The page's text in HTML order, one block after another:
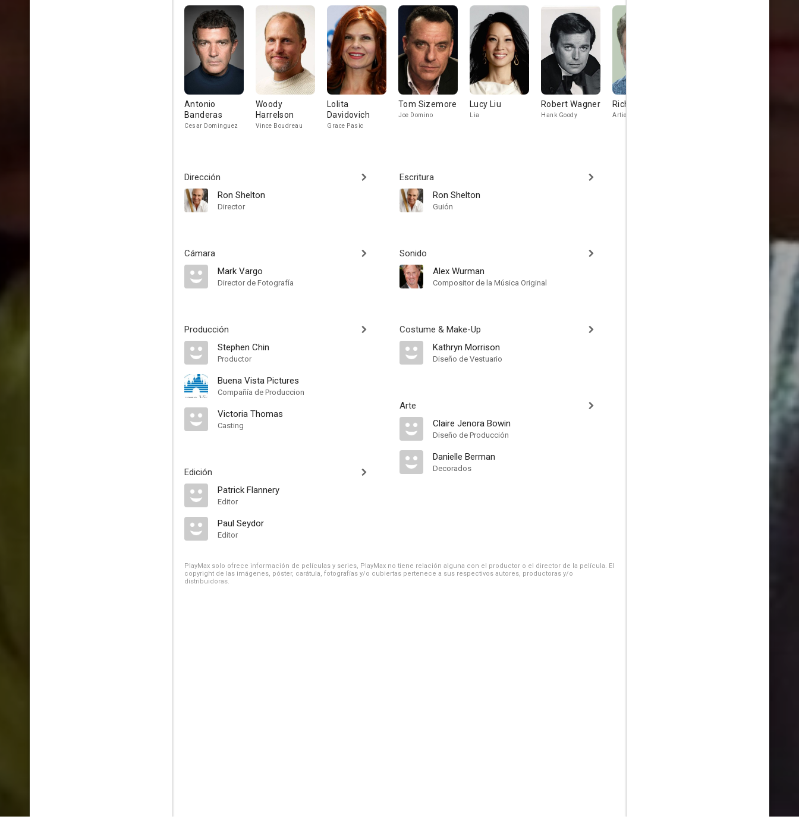
Antonio
Banderas
Cesar Dominguez
Woody
Harrelson
Vince Boudreau
Lolita
Davidovich
Grace Pasic
Tom Sizemore
Joe Domino
Lucy Liu
Lia
Robert Wagner
Hank Goody
Richard Masur
Artie
Dirección
Ron Shelton
Director
Cámara
Mark Vargo
Director de Fotografía
Producción
Stephen Chin
Productor
Buena Vista Pictures
Compañía de Produccion
Victoria Thomas
Casting
Edición
Patrick Flannery
Editor
Paul Seydor
Editor
Escritura
Ron Shelton
Guión
Sonido
Alex Wurman
Compositor de la Música Original
Costume & Make-Up
Kathryn Morrison
Diseño de Vestuario
Arte
Claire Jenora Bowin
Diseño de Producción
Danielle Berman
Decorados
PlayMax solo ofrece información de películas y series, PlayMax no tiene relación alguna con el productor o el director de la película. El
copyright de las imágenes, póster, carátula, fotografías y/o cubiertas pertenece a sus respectivos autores, productoras y/o
distribuidoras.